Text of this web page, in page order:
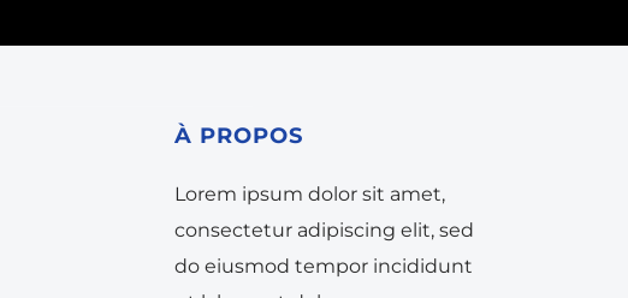
À PROPOS
Lorem ipsum dolor sit amet,
consectetur adipiscing elit, sed
do eiusmod tempor incididunt